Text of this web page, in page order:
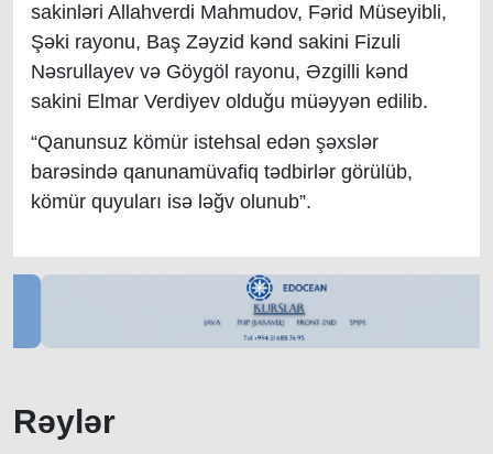
sakinləri Allahverdi Mahmudov, Fərid Müseyibli,
Şəki rayonu, Baş Zəyzid kənd sakini Fizuli
Nəsrullayev və Göygöl rayonu, Əzgilli kənd
sakini Elmar Verdiyev olduğu müəyyən edilib.
“Qanunsuz kömür istehsal edən şəxslər
barəsində qanunamüvafiq tədbirlər görülüb,
kömür quyuları isə ləğv olunub”.
Rəylər